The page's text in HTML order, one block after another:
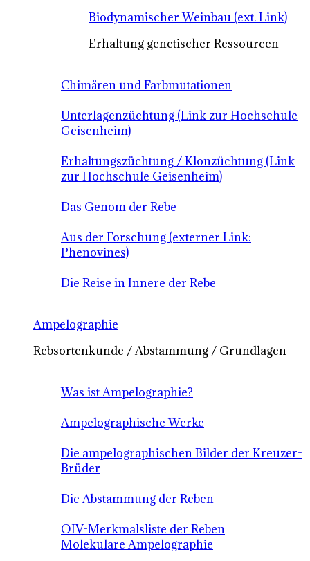
Biodynamischer Weinbau (ext. Link)
Erhaltung genetischer Ressourcen
Chimären und Farbmutationen
Unterlagenzüchtung (Link zur Hochschule
Geisenheim)
Erhaltungszüchtung / Klonzüchtung (Link
zur Hochschule Geisenheim)
Das Genom der Rebe
Aus der Forschung (externer Link:
Phenovines)
Die Reise in Innere der Rebe
Ampelographie
Rebsortenkunde / Abstammung / Grundlagen
Was ist Ampelographie?
Ampelographische Werke
Die ampelographischen Bilder der Kreuzer-
Brüder
Die Abstammung der Reben
OIV-Merkmalsliste der Reben
Molekulare Ampelographie